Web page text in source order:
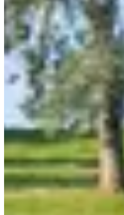
Los puntos + del evento:
• Una animación de BMX y home
nuevas sensaciones gracias a la
• Y si vienes con tus pequeños, una
en Beaurainville. Porque sí, ¡hasta
participar en la fiesta!
• Se proporcionarán refrescos
que no mueras de hambre después
Carreras
mayo de 2027
Fecha por confirmar
Parcours 81,4km